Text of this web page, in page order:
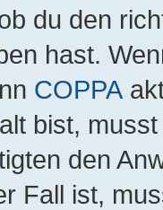
du den
hast.
COPPA
bist,
den
Fall ist,